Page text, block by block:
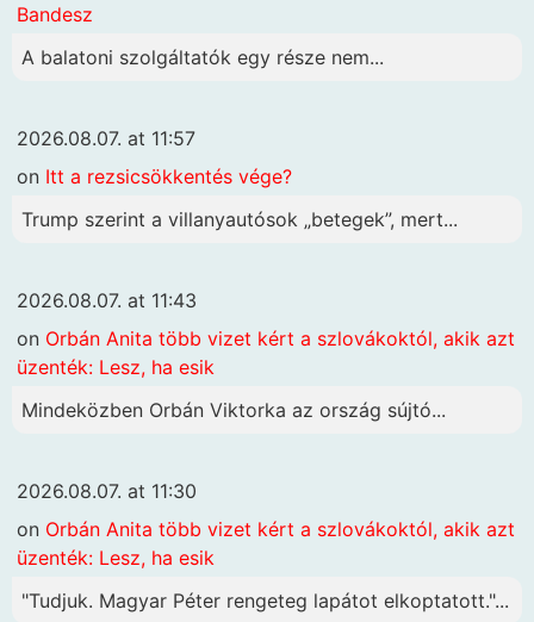
Bandesz
A balatoni szolgáltatók egy része nem...
2026.08.07. at 11:57
on Itt a rezsicsökkentés vége?
Trump szerint a villanyautósok „betegek”, mert...
2026.08.07. at 11:43
on Orbán Anita több vizet kért a szlovákoktól, akik azt
üzenték: Lesz, ha esik
Mindeközben Orbán Viktorka az ország sújtó...
2026.08.07. at 11:30
on Orbán Anita több vizet kért a szlovákoktól, akik azt
üzenték: Lesz, ha esik
"Tudjuk. Magyar Péter rengeteg lapátot elkoptatott."...